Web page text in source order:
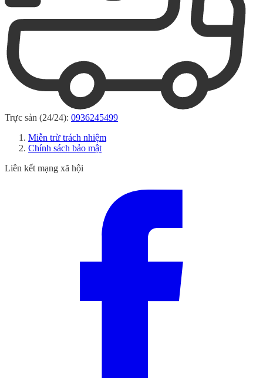
Trực sản (24/24): 0936245499
Miễn trừ trách nhiệm
Chính sách bảo mật
Liên kết mạng xã hội